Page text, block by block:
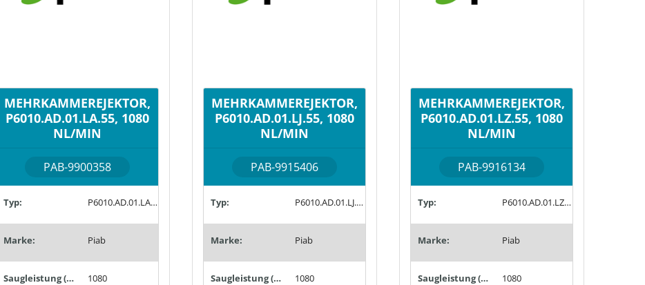
MEHRKAMMEREJEKTOR,
P6010.AD.01.LA.55, 1080
NL/MIN
PAB-9900358
Typ: P6010.AD.01.LA.55
Marke: Piab
Saugleistung (Nl/min): 1080
MEHRKAMMEREJEKTOR,
P6010.AD.01.LJ.55, 1080
NL/MIN
PAB-9915406
Typ: P6010.AD.01.LJ.55
Marke: Piab
Saugleistung (Nl/min): 1080
MEHRKAMMEREJEKTOR,
P6010.AD.01.LZ.55, 1080
NL/MIN
PAB-9916134
Typ: P6010.AD.01.LZ.55
Marke: Piab
Saugleistung (Nl/min): 1080